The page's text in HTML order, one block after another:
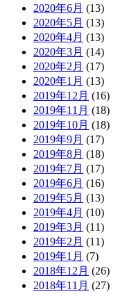
2020年6月 (13)
2020年5月 (13)
2020年4月 (13)
2020年3月 (14)
2020年2月 (17)
2020年1月 (13)
2019年12月 (16)
2019年11月 (18)
2019年10月 (18)
2019年9月 (17)
2019年8月 (18)
2019年7月 (17)
2019年6月 (16)
2019年5月 (13)
2019年4月 (10)
2019年3月 (11)
2019年2月 (11)
2019年1月 (7)
2018年12月 (26)
2018年11月 (27)